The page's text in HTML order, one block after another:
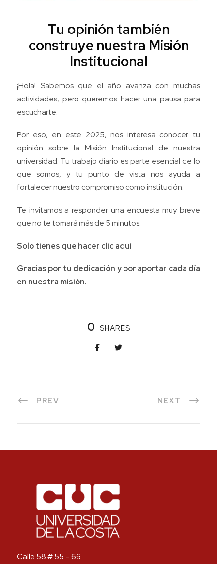
Tu opinión también
construye nuestra Misión
Institucional
¡Hola! Sabemos que el año avanza con muchas
actividades, pero queremos hacer una pausa para
escucharte.
Por eso, en este 2025, nos interesa conocer tu
opinión sobre la Misión Institucional de nuestra
universidad. Tu trabajo diario es parte esencial de lo
que somos, y tu punto de vista nos ayuda a
fortalecer nuestro compromiso como institución.
Te invitamos a responder una encuesta muy breve
que no te tomará más de 5 minutos.
Solo tienes que hacer clicaquí
Gracias por tu dedicación y por aportar cada día
en nuestra misión.
0 SHARES
PREV NEXT
Calle 58 # 55 – 66.